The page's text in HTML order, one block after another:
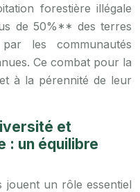
forestière illégale
de 50%** des terres
par les communautés
Ce combat pour la
à la pérennité de leur
et
: un équilibre
jouent un rôle essentiel